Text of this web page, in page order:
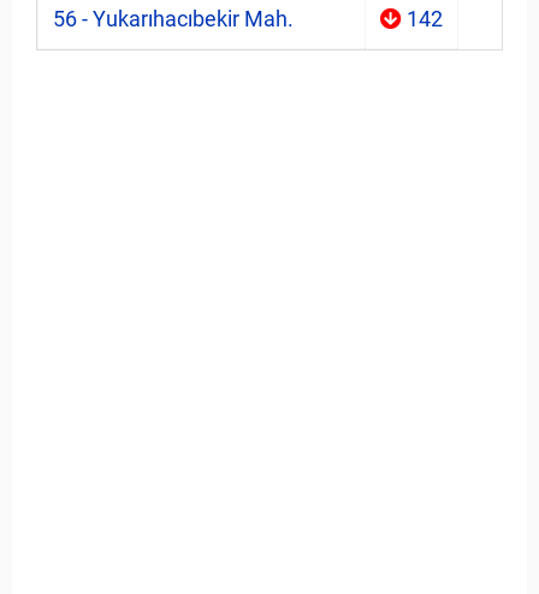
56 - Yukarıhacıbekir Mah. 142